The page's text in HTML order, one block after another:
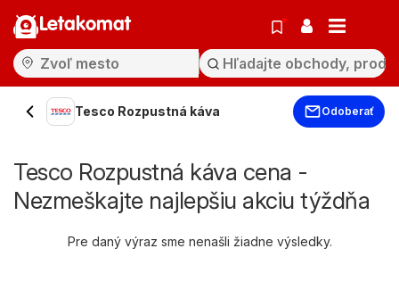
Letakomat
Tesco Rozpustná káva Odoberať
Tesco Rozpustná káva cena -
Nezmeškajte najlepšiu akciu týždňa
Pre daný výraz sme nenašli žiadne výsledky.